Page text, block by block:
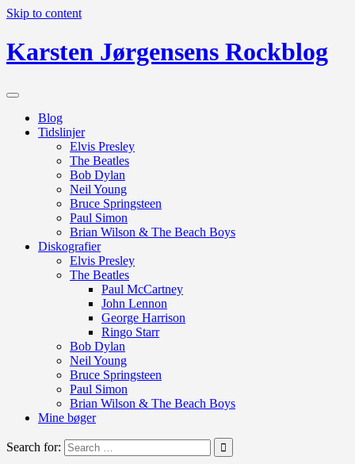
Skip to content
Karsten Jørgensens Rockblog
Blog
Tidslinjer
Elvis Presley
The Beatles
Bob Dylan
Neil Young
Bruce Springsteen
Paul Simon
Brian Wilson & The Beach Boys
Diskografier
Elvis Presley
The Beatles
Paul McCartney
John Lennon
George Harrison
Ringo Starr
Bob Dylan
Neil Young
Bruce Springsteen
Paul Simon
Brian Wilson & The Beach Boys
Mine bøger
Search for: